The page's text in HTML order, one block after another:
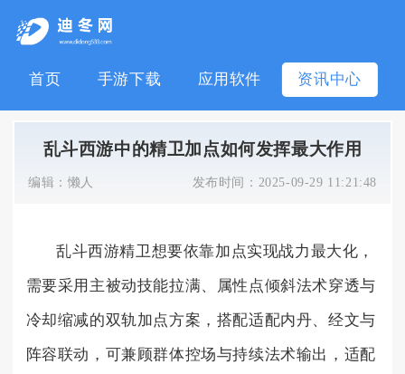
首页 手游下载 应用软件 资讯中心
乱斗西游中的精卫加点如何发挥最大作用
编辑： 懒人 发布时间： 2025-09-29 11:21:48
乱斗西游精卫想要依靠加点实现战力最大化，
需要采用主被动技能拉满、属性点倾斜法术穿透与
冷却缩减的双轨加点方案，搭配适配内丹、经文与
阵容联动，可兼顾群体控场与持续法术输出，适配